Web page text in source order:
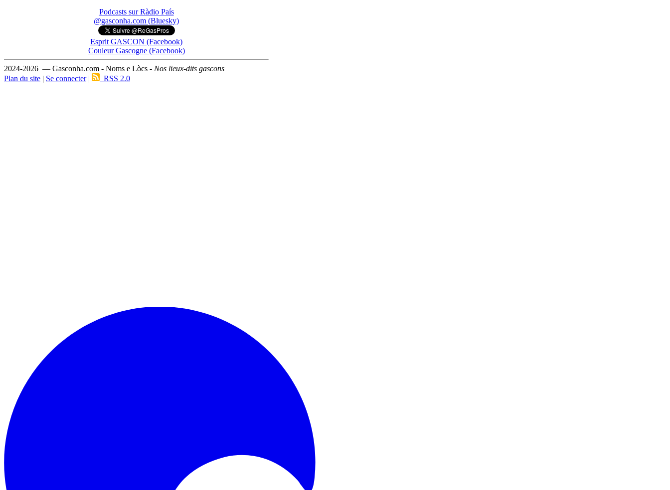
Podcasts sur Ràdio País
@gasconha.com (Bluesky)
Esprit GASCON (Facebook)
Couleur Gascogne (Facebook)
2024-2026 — Gasconha.com - Noms e Lòcs - Nos lieux-dits gascons
Plan du site | Se connecter| RSS 2.0